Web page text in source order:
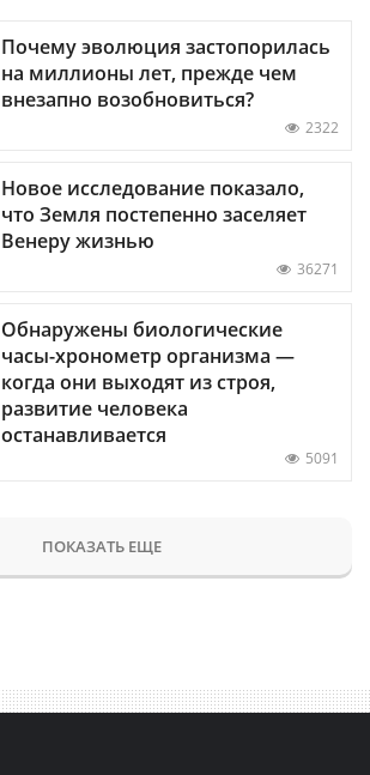
Почему эволюция застопорилась
на миллионы лет, прежде чем
внезапно возобновиться?
2322
Новое исследование показало,
что Земля постепенно заселяет
Венеру жизнью
36271
Обнаружены биологические
часы-хронометр организма —
когда они выходят из строя,
развитие человека
останавливается
5091
ПОКАЗАТЬ ЕЩЕ